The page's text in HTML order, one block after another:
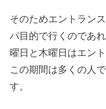
そのためエントラン
パ目的で行くのであ
曜日と木曜日はエン
この期間は多くの人
す。